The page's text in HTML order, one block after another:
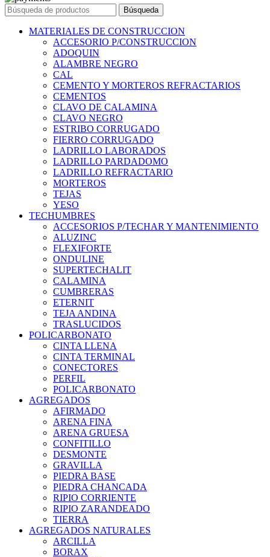
Búsqueda
MATERIALES DE CONSTRUCCION
ACCESORIO P/CONSTRUCCION
ADOQUIN
ALAMBRE NEGRO
CAL
CEMENTO Y MORTEROS REFRACTARIOS
CEMENTOS
CLAVO DE CALAMINA
CLAVO NEGRO
ESTRIBO CORRUGADO
FIERRO CORRUGADO
LADRILLO LABORADOS
LADRILLO PARDADOMO
LADRILLO REFRACTARIO
MORTEROS
TEJAS
YESO
TECHUMBRES
ACCESORIOS P/TECHAR Y MANTENIMIENTO
ALUZINC
FLEXIFORTE
ONDULINE
SUPERTECHALIT
CALAMINA
CUMBRERAS
ETERNIT
TEJA ANDINA
TRASLUCIDOS
POLICARBONATO
CINTA LLENA
CINTA TERMINAL
CONECTORES
PERFIL
POLICARBONATO
AGREGADOS
AFIRMADO
ARENA FINA
ARENA GRUESA
CONFITILLO
DESMONTE
GRAVILLA
PIEDRA BASE
PIEDRA CHANCADA
RIPIO CORRIENTE
RIPIO ZARANDEADO
TIERRA
AGREGADOS NATURALES
ARCILLA
BORAX